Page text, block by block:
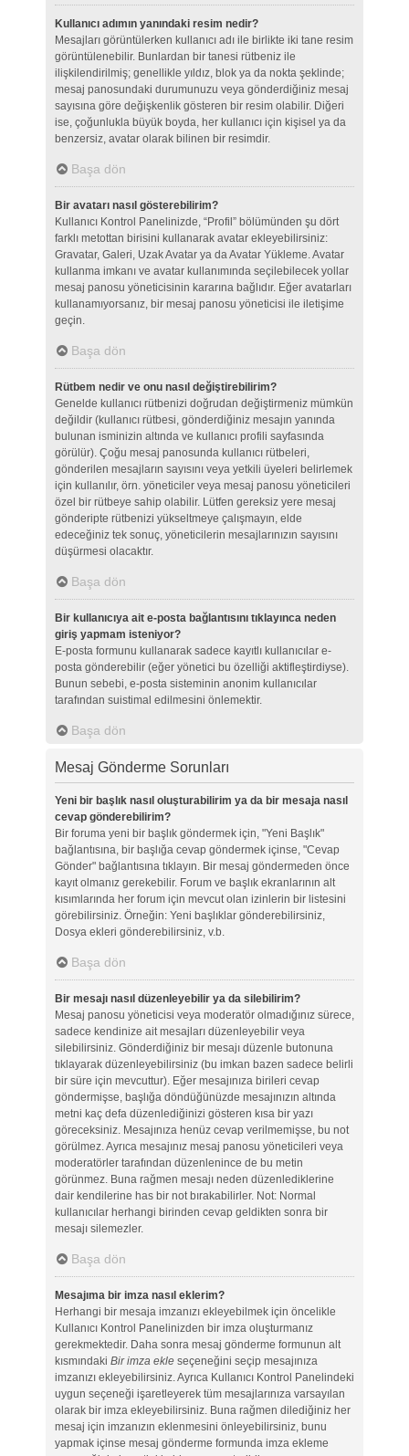
Kullanıcı adımın yanındaki resim nedir?
Mesajları görüntülerken kullanıcı adı ile birlikte iki tane resim
görüntülenebilir. Bunlardan bir tanesi rütbeniz ile
ilişkilendirilmiş; genellikle yıldız, blok ya da nokta şeklinde;
mesaj panosundaki durumunuzu veya gönderdiğiniz mesaj
sayısına göre değişkenlik gösteren bir resim olabilir. Diğeri
ise, çoğunlukla büyük boyda, her kullanıcı için kişisel ya da
benzersiz, avatar olarak bilinen bir resimdir.
Başa dön
Bir avatarı nasıl gösterebilirim?
Kullanıcı Kontrol Panelinizde, “Profil” bölümünden şu dört
farklı metottan birisini kullanarak avatar ekleyebilirsiniz:
Gravatar, Galeri, Uzak Avatar ya da Avatar Yükleme. Avatar
kullanma imkanı ve avatar kullanımında seçilebilecek yollar
mesaj panosu yöneticisinin kararına bağlıdır. Eğer avatarları
kullanamıyorsanız, bir mesaj panosu yöneticisi ile iletişime
geçin.
Başa dön
Rütbem nedir ve onu nasıl değiştirebilirim?
Genelde kullanıcı rütbenizi doğrudan değiştirmeniz mümkün
değildir (kullanıcı rütbesi, gönderdiğiniz mesajın yanında
bulunan isminizin altında ve kullanıcı profili sayfasında
görülür). Çoğu mesaj panosunda kullanıcı rütbeleri,
gönderilen mesajların sayısını veya yetkili üyeleri belirlemek
için kullanılır, örn. yöneticiler veya mesaj panosu yöneticileri
özel bir rütbeye sahip olabilir. Lütfen gereksiz yere mesaj
gönderipte rütbenizi yükseltmeye çalışmayın, elde
edeceğiniz tek sonuç, yöneticilerin mesajlarınızın sayısını
düşürmesi olacaktır.
Başa dön
Bir kullanıcıya ait e-posta bağlantısını tıklayınca neden
giriş yapmam isteniyor?
E-posta formunu kullanarak sadece kayıtlı kullanıcılar e-
posta gönderebilir (eğer yönetici bu özelliği aktifleştirdiyse).
Bunun sebebi, e-posta sisteminin anonim kullanıcılar
tarafından suistimal edilmesini önlemektir.
Başa dön
Mesaj Gönderme Sorunları
Yeni bir başlık nasıl oluşturabilirim ya da bir mesaja nasıl
cevap gönderebilirim?
Bir foruma yeni bir başlık göndermek için, "Yeni Başlık"
bağlantısına, bir başlığa cevap göndermek içinse, "Cevap
Gönder" bağlantısına tıklayın. Bir mesaj göndermeden önce
kayıt olmanız gerekebilir. Forum ve başlık ekranlarının alt
kısımlarında her forum için mevcut olan izinlerin bir listesini
görebilirsiniz. Örneğin: Yeni başlıklar gönderebilirsiniz,
Dosya ekleri gönderebilirsiniz, v.b.
Başa dön
Bir mesajı nasıl düzenleyebilir ya da silebilirim?
Mesaj panosu yöneticisi veya moderatör olmadığınız sürece,
sadece kendinize ait mesajları düzenleyebilir veya
silebilirsiniz. Gönderdiğiniz bir mesajı düzenle butonuna
tıklayarak düzenleyebilirsiniz (bu imkan bazen sadece belirli
bir süre için mevcuttur). Eğer mesajınıza birileri cevap
göndermişse, başlığa döndüğünüzde mesajınızın altında
metni kaç defa düzenlediğinizi gösteren kısa bir yazı
göreceksiniz. Mesajınıza henüz cevap verilmemişse, bu not
görülmez. Ayrıca mesajınız mesaj panosu yöneticileri veya
moderatörler tarafından düzenlenince de bu metin
görünmez. Buna rağmen mesajı neden düzenlediklerine
dair kendilerine has bir not bırakabilirler. Not: Normal
kullanıcılar herhangi birinden cevap geldikten sonra bir
mesajı silemezler.
Başa dön
Mesajıma bir imza nasıl eklerim?
Herhangi bir mesaja imzanızı ekleyebilmek için öncelikle
Kullanıcı Kontrol Panelinizden bir imza oluşturmanız
gerekmektedir. Daha sonra mesaj gönderme formunun alt
kısmındaki Bir imza ekleseçeneğini seçip mesajınıza
imzanızı ekleyebilirsiniz. Ayrıca Kullanıcı Kontrol Panelindeki
uygun seçeneği işaretleyerek tüm mesajlarınıza varsayılan
olarak bir imza ekleyebilirsiniz. Buna rağmen dilediğiniz her
mesaj için imzanızın eklenmesini önleyebilirsiniz, bunu
yapmak içinse mesaj gönderme formunda imza ekleme